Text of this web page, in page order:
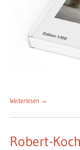
Weiterlesen →
Robert-